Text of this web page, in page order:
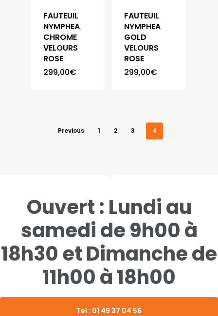
FAUTEUIL
NYMPHEA
CHROME
VELOURS
ROSE
299,00€
FAUTEUIL
NYMPHEA
GOLD
VELOURS
ROSE
299,00€
Previous 1 2 3 4
Ouvert : Lundi au
samedi de 9h00 à
18h30 et Dimanche de
11h00 à 18h00
Tel : 01 49 37 04 56
Meubles
Armoire
Bibliothèque
Chevet
Vitrine
Chaise
Chambre
Table